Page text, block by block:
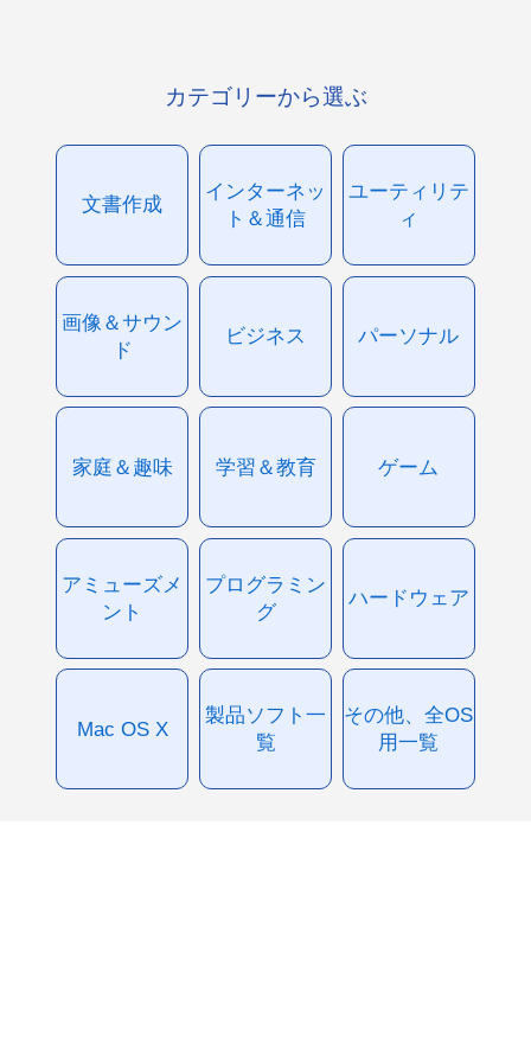
カテゴリーから選ぶ
文書作成
インターネッ
ト＆通信
ユーティリテ
ィ
画像＆サウン
ド
ビジネス パーソナル
家庭＆趣味 学習＆教育 ゲーム
アミューズメ
ント
プログラミン
グ
ハードウェア
Mac OS X
製品ソフト一
覧
その他、全OS
用一覧